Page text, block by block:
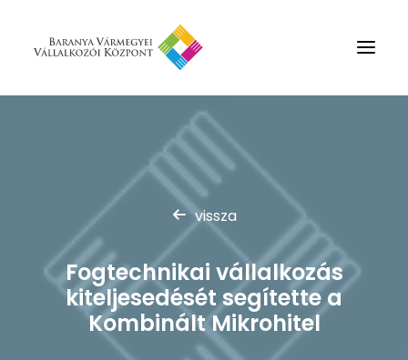
Rólunk
Szolgáltatások
Hírek
Partnerek
Kapcsolat
Keresés
vissza
Fogtechnikai vállalkozás
kiteljesedését segítette a
Kombinált Mikrohitel